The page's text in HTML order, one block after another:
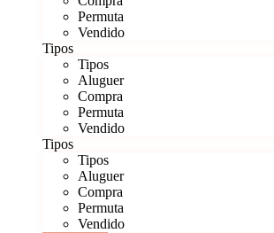
Permuta
Vendido
Tipos
Tipos
Aluguer
Compra
Permuta
Vendido
Tipos
Tipos
Aluguer
Compra
Permuta
Vendido